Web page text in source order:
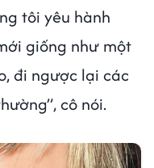
tôi yêu hành
giống như một
đi ngược lại các
cô nói.